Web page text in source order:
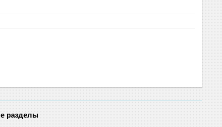
разделы